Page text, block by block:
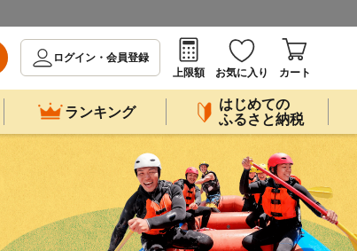
ログイン・会員登録
上限額
お気に入り カート
ランキング
はじめての
ふるさと納税